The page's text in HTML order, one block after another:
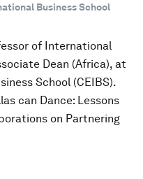
Business School
of International
Dean (Africa), at
School (CEIBS).
can Dance: Lessons
on Partnering